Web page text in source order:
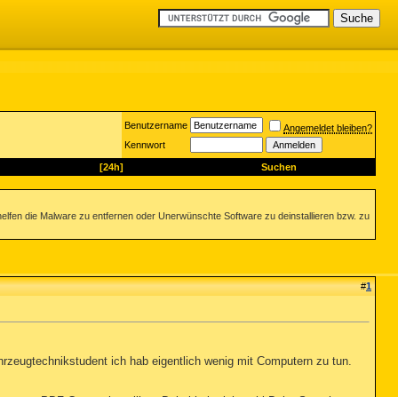
Benutzername
Angemeldet bleiben?
Kennwort
[24h] Suchen
die Malware zu entfernen oder Unerwünschte Software zu deinstallieren bzw. zu
#1
ich hab eigentlich wenig mit Computern zu tun.